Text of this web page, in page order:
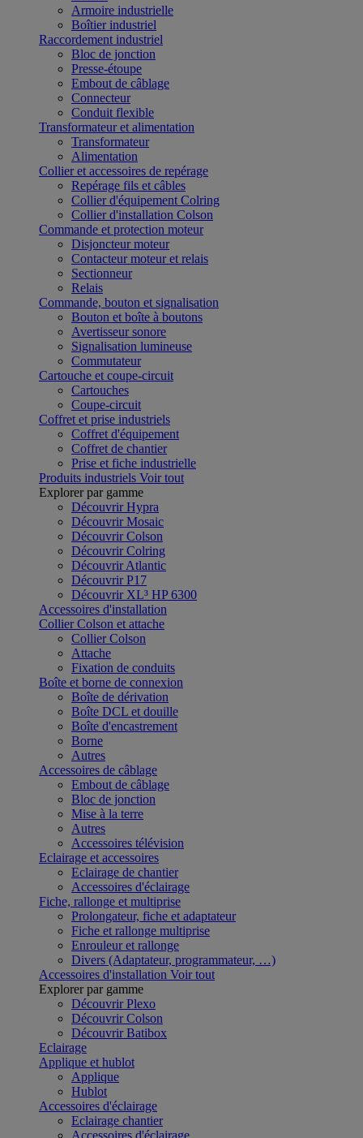
Armoire industrielle
Boîtier industriel
Raccordement industriel
Bloc de jonction
Presse-étoupe
Embout de câblage
Connecteur
Conduit flexible
Transformateur et alimentation
Transformateur
Alimentation
Collier et accessoires de repérage
Repérage fils et câbles
Collier d'équipement Colring
Collier d'installation Colson
Commande et protection moteur
Disjoncteur moteur
Contacteur moteur et relais
Sectionneur
Relais
Commande, bouton et signalisation
Bouton et boîte à boutons
Avertisseur sonore
Signalisation lumineuse
Commutateur
Cartouche et coupe-circuit
Cartouches
Coupe-circuit
Coffret et prise industriels
Coffret d'équipement
Coffret de chantier
Prise et fiche industrielle
Produits industriels Voir tout
Explorer par gamme
Découvrir Hypra
Découvrir Mosaic
Découvrir Colson
Découvrir Colring
Découvrir Atlantic
Découvrir P17
Découvrir XL³ HP 6300
Accessoires d'installation
Collier Colson et attache
Collier Colson
Attache
Fixation de conduits
Boîte et borne de connexion
Boîte de dérivation
Boîte DCL et douille
Boîte d'encastrement
Borne
Autres
Accessoires de câblage
Embout de câblage
Bloc de jonction
Mise à la terre
Autres
Accessoires télévision
Eclairage et accessoires
Eclairage de chantier
Accessoires d'éclairage
Fiche, rallonge et multiprise
Prolongateur, fiche et adaptateur
Fiche et rallonge multiprise
Enrouleur et rallonge
Divers (Adaptateur, programmateur, …)
Accessoires d'installation Voir tout
Explorer par gamme
Découvrir Plexo
Découvrir Colson
Découvrir Batibox
Eclairage
Applique et hublot
Applique
Hublot
Accessoires d'éclairage
Eclairage chantier
Accessoires d'éclairage